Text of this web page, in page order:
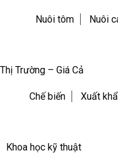
Nuôi tôm Nuôi
Thị Trường – Giá Cả
Chế biến Xuất
Khoa học kỹ thuật